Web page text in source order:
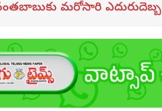
మరోసారి ఎదురుదెబ్బ